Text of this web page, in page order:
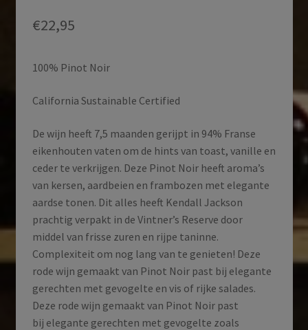
€22,95
100% Pinot Noir
California Sustainable Certified
De wijn heeft 7,5 maanden gerijpt in 94% Franse
eikenhouten vaten om de hints van toast, vanille en
ceder te verkrijgen. Deze Pinot Noir heeft aroma’s
van kersen, aardbeien en frambozen met elegante
aardse tonen. Dit alles heeft Kendall Jackson
prachtig verpakt in de Vintner’s Reserve door
middel van frisse zuren en rijpe taninne.
Complexiteit om nog lang van te genieten! Deze
rode wijn gemaakt van Pinot Noir past bij elegante
gerechten met gevogelte en vis of rijke salades.
Deze rode wijn gemaakt van Pinot Noir past
bij elegante gerechten met gevogelte zoals